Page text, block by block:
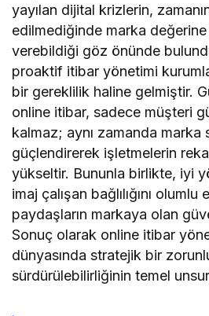
yayılan dijital krizlerin,
edilmediğinde marka değerine
verebildiği göz önünde
proaktif itibar yönetimi
bir gereklilik haline gelmiştir.
online itibar, sadece müşteri
kalmaz; aynı zamanda marka
güçlendirerek işletmelerin
yükseltir. Bununla birlikte, iyi
imaj çalışan bağlılığını olumlu
paydaşların markaya olan
Sonuç olarak online itibar
dünyasında stratejik bir
sürdürülebilirliğinin temel